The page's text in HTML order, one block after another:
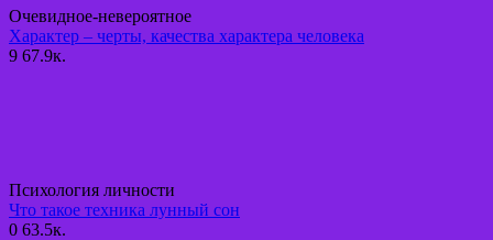
Очевидное-невероятное
Характер – черты, качества характера человека
9 67.9к.
Психология личности
Что такое техника лунный сон
0 63.5к.